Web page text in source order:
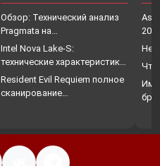
Обзор: Технический анализ
Pragmata на…
Intel Nova Lake-S:
технические характеристики,
…
Resident Evil Requiem полное
сканирование…
Что